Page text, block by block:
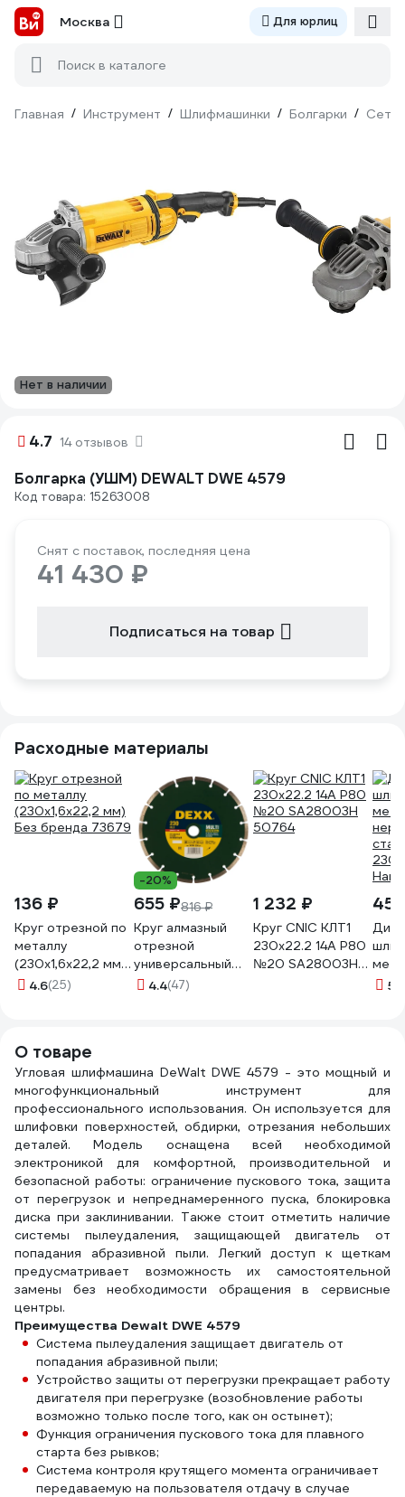
Москва Для юрлиц
Поиск в каталоге
Главная / Инструмент / Шлифмашинки / Болгарки /
Нет в наличии
4.7 14 отзывов
Болгарка (УШМ) DEWALT DWE 4579
Код товара: 15263008
Снят с поставок, последняя цена
41 430 ₽
Подписаться на товар
Расходные материалы
136 ₽
Круг отрезной по
металлу
(230х1,6х22,2 мм)
Без бренда 73679
4.6(25)
-20%
655 ₽816 ₽
Круг алмазный
отрезной
универсальный
сегментный
4.4(47)
1 232 ₽
Круг CNIC КЛТ1
230x22.2 14А Р80
№20 SA28003H
Диск
5
О товаре
Угловая шлифмашина DeWalt DWE 4579 - это мощный и
многофункциональный инструмент для
профессионального использования. Он используется для
шлифовки поверхностей, обдирки, отрезания небольших
деталей. Модель оснащена всей необходимой
электроникой для комфортной, производительной и
безопасной работы: ограничение пускового тока, защита
от перегрузок и непреднамеренного пуска, блокировка
диска при заклинивании. Также стоит отметить наличие
системы пылеудаления, защищающей двигатель от
попадания абразивной пыли. Легкий доступ к щеткам
предусматривает возможность их самостоятельной
замены без необходимости обращения в сервисные
центры.
Преимущества Dewalt DWE 4579
Система пылеудаления защищает двигатель от
попадания абразивной пыли;
Устройство защиты от перегрузки прекращает работу
двигателя при перегрузке (возобновление работы
возможно только после того, как он остынет);
Функция ограничения пускового тока для плавного
старта без рывков;
Система контроля крутящего момента ограничивает
передаваемую на пользователя отдачу в случае